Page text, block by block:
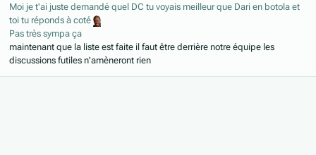
Moi je t'ai juste demandé quel DC tu voyais meilleur que Dari en botola et
toi tu réponds à coté
Pas très sympa ça
maintenant que la liste est faite il faut être derrière notre équipe les
discussions futiles n'amèneront rien